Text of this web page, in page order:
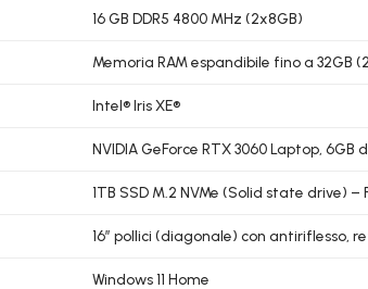
16 GB DDR5 4800 MHz (2x8GB)
Memoria RAM espandibile fino a 32GB
Intel® Iris XE®
NVIDIA GeForce RTX 3060 Laptop,
1TB SSD M.2 NVMe (Solid state drive) –
16″ pollici (diagonale) con antiriflesso,
Windows 11 Home